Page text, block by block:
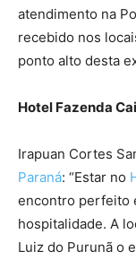
atendimento na
recebido nos
ponto alto desta
Hotel Fazenda
Irapuan Cortes
Paraná: “Estar no
encontro perfeito
hospitalidade. A
Luiz do Purunã o